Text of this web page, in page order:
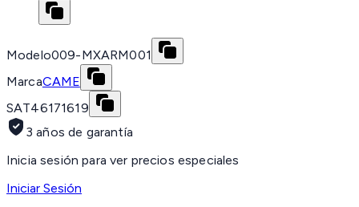
Modelo009-MXARM001
MarcaCAME
SAT46171619
3 años de garantía
Inicia sesión para ver precios especiales
Iniciar Sesión